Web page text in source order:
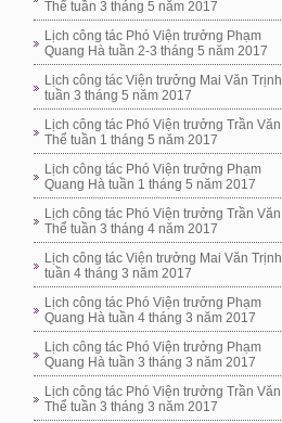
Thể tuần 3 tháng 5 năm 2017
Lịch công tác Phó Viện trưởng Phạm
Quang Hà tuần 2-3 tháng 5 năm 2017
Lịch công tác Viện trưởng Mai Văn Trịnh
tuần 3 tháng 5 năm 2017
Lịch công tác Phó Viện trưởng Trần Văn
Thể tuần 1 tháng 5 năm 2017
Lịch công tác Phó Viện trưởng Phạm
Quang Hà tuần 1 tháng 5 năm 2017
Lịch công tác Phó Viện trưởng Trần Văn
Thể tuần 3 tháng 4 năm 2017
Lịch công tác Viện trưởng Mai Văn Trịnh
tuần 4 tháng 3 năm 2017
Lịch công tác Phó Viện trưởng Phạm
Quang Hà tuần 4 tháng 3 năm 2017
Lịch công tác Phó Viện trưởng Phạm
Quang Hà tuần 3 tháng 3 năm 2017
Lịch công tác Phó Viện trưởng Trần Văn
Thể tuần 3 tháng 3 năm 2017